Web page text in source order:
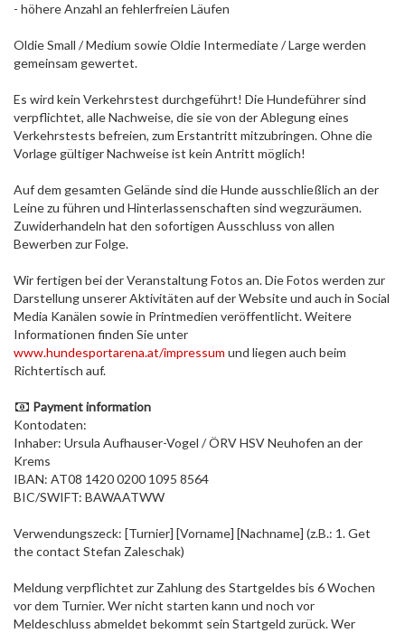
- höhere Anzahl an fehlerfreien Läufen
Oldie Small / Medium sowie Oldie Intermediate / Large werden
gemeinsam gewertet.
Es wird kein Verkehrstest durchgeführt! Die Hundeführer sind
verpflichtet, alle Nachweise, die sie von der Ablegung eines
Verkehrstests befreien, zum Erstantritt mitzubringen. Ohne die
Vorlage gültiger Nachweise ist kein Antritt möglich!
Auf dem gesamten Gelände sind die Hunde ausschließlich an der
Leine zu führen und Hinterlassenschaften sind wegzuräumen.
Zuwiderhandeln hat den sofortigen Ausschluss von allen
Bewerben zur Folge.
Wir fertigen bei der Veranstaltung Fotos an. Die Fotos werden zur
Darstellung unserer Aktivitäten auf der Website und auch in Social
Media Kanälen sowie in Printmedien veröffentlicht. Weitere
Informationen finden Sie unter
www.hundesportarena.at/impressum und liegen auch beim
Richtertisch auf.
Payment information
Kontodaten:
Inhaber: Ursula Aufhauser-Vogel / ÖRV HSV Neuhofen an der
Krems
IBAN: AT08 1420 0200 1095 8564
BIC/SWIFT: BAWAATWW
Verwendungszeck: [Turnier] [Vorname] [Nachname] (z.B.: 1. Get
the contact Stefan Zaleschak)
Meldung verpflichtet zur Zahlung des Startgeldes bis 6 Wochen
vor dem Turnier. Wer nicht starten kann und noch vor
Meldeschluss abmeldet bekommt sein Startgeld zurück. Wer